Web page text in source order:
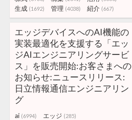
生成 (1692) 管理 (4038) 紹介 (667)
エッジデバイスへのAI機能の
実装最適化を支援する「エッ
ジAIエンジニアリングサービ
ス」を販売開始:お客さまへの
お知らせ:ニュースリリース:
日立情報通信エンジニアリン
グ
ai (6994) エッジ (285)